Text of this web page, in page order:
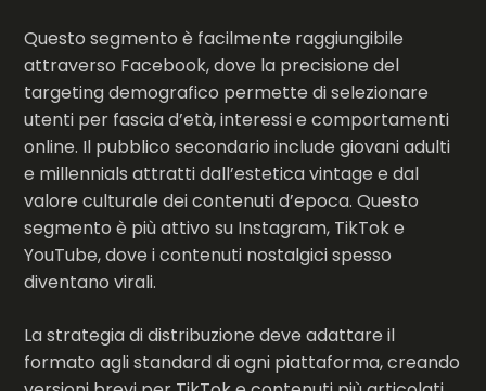
Questo segmento è facilmente raggiungibile
attraverso Facebook, dove la precisione del
targeting demografico permette di selezionare
utenti per fascia d’età, interessi e comportamenti
online. Il pubblico secondario include giovani adulti
e millennials attratti dall’estetica vintage e dal
valore culturale dei contenuti d’epoca. Questo
segmento è più attivo su Instagram, TikTok e
YouTube, dove i contenuti nostalgici spesso
diventano virali.
La strategia di distribuzione deve adattare il
formato agli standard di ogni piattaforma, creando